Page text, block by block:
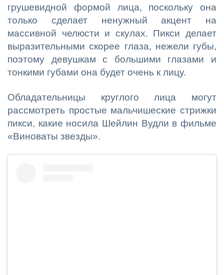
грушевидной формой лица, поскольку она
только сделает ненужный акцент на
массивной челюсти и скулах. Пикси делает
выразительными скорее глаза, нежели губы,
поэтому девушкам с большими глазами и
тонкими губами она будет очень к лицу.
Обладательницы круглого лица могут
рассмотреть простые мальчишеские стрижки
пикси, какие носила Шейлин Вудли в фильме
«Виноваты звезды».